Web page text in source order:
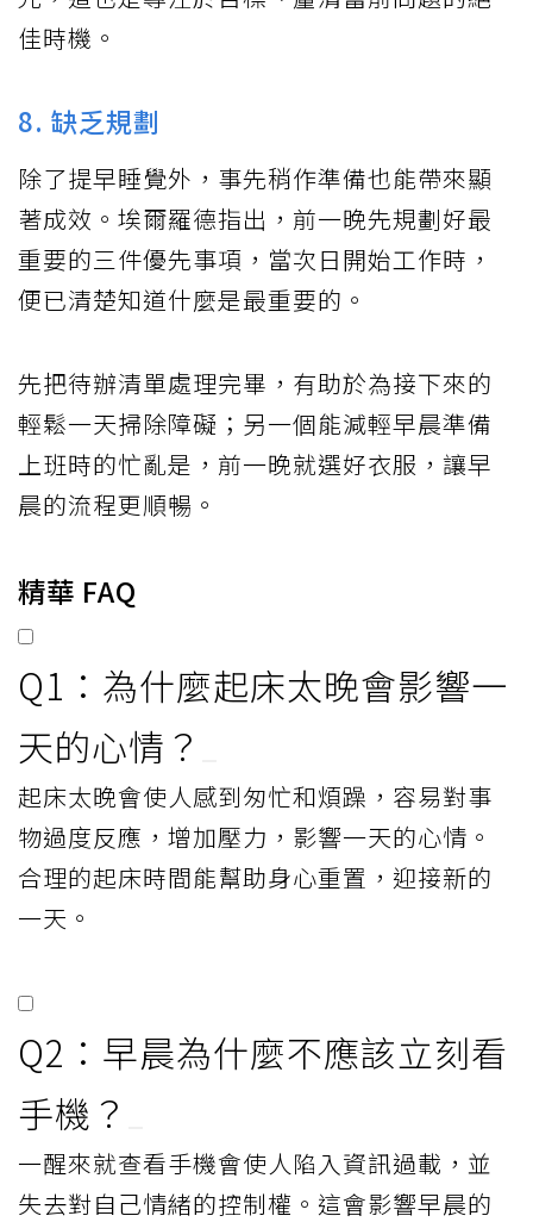
佳時機。
8. 缺乏規劃
除了提早睡覺外，事先稍作準備也能帶來顯
著成效。埃爾羅德指出，前一晚先規劃好最
重要的三件優先事項，當次日開始工作時，
便已清楚知道什麼是最重要的。
先把待辦清單處理完畢，有助於為接下來的
輕鬆一天掃除障礙；另一個能減輕早晨準備
上班時的忙亂是，前一晚就選好衣服，讓早
晨的流程更順暢。
精華 FAQ
Q1：為什麼起床太晚會影響一
天的心情？
起床太晚會使人感到匆忙和煩躁，容易對事
物過度反應，增加壓力，影響一天的心情。
合理的起床時間能幫助身心重置，迎接新的
一天。
Q2：早晨為什麼不應該立刻看
手機？
一醒來就查看手機會使人陷入資訊過載，並
失去對自己情緒的控制權。這會影響早晨的